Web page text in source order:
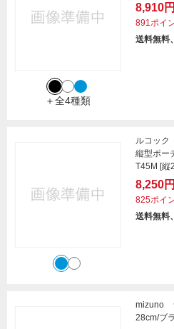
＋全4種類
8,910円
891ポイ
送料無料
ルコック
縦型ポー
T45M [縦
8,250円
825ポイ
送料無料
mizuno
28cm/ブ